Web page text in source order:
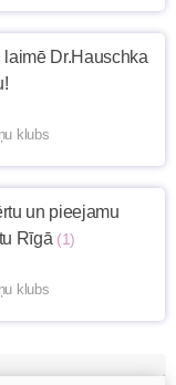
Dr.Hauschka
klubs
un pieejamu
Rīgā (1)
klubs